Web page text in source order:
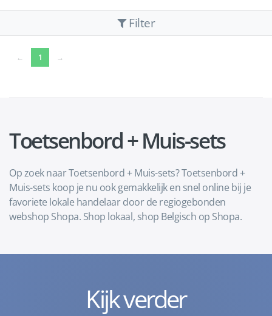
Filter
← 1 (current)
→
Toetsenbord + Muis-sets
Op zoek naar Toetsenbord + Muis-sets? Toetsenbord +
Muis-sets koop je nu ook gemakkelijk en snel online bij je
favoriete lokale handelaar door de regiogebonden
webshop Shopa. Shop lokaal, shop Belgisch op Shopa.
Kijk verder